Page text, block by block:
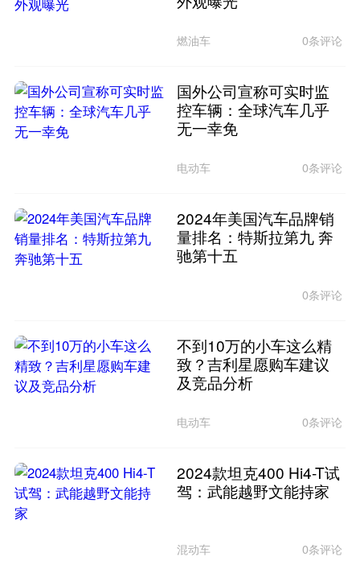
燃油车 0条评论
国外公司宣称可实时监
控车辆：全球汽车几乎
无一幸免
电动车 0条评论
2024年美国汽车品牌销
量排名：特斯拉第九 奔
驰第十五
0条评论
不到10万的小车这么精
致？吉利星愿购车建议
及竞品分析
电动车 0条评论
2024款坦克400 Hi4-T试
驾：武能越野文能持家
混动车 0条评论